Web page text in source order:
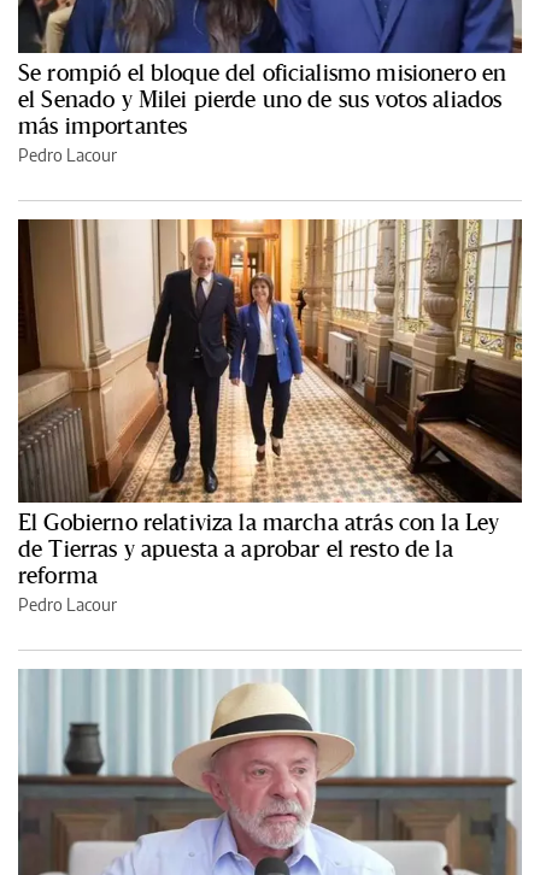
Se rompió el bloque del oficialismo misionero en
el Senado y Milei pierde uno de sus votos aliados
más importantes
Pedro Lacour
El Gobierno relativiza la marcha atrás con la Ley
de Tierras y apuesta a aprobar el resto de la
reforma
Pedro Lacour